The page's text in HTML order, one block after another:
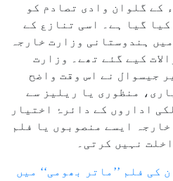
لگایا کہ فلم میں ۲۰۲۰ء کے گلوان وادی تصادم کو
گیا ہے۔ اسی تنازع کے
ہندوستانی وزارت خارجہ
کیے گئے تھے۔ وزارت
جیسوال نے اس وقت واضح
منظوری یا ریلیز سے
اداروں کے دائرۂ اختیار
ایسے منصوبوں یا فلم
نہیں کرتی۔
کی فلم ’’ماتر بھومی‘‘ میں